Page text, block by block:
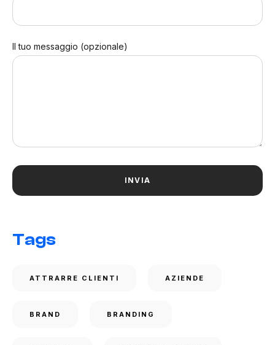
Il tuo messaggio (opzionale)
Tags
ATTRARRE CLIENTI AZIENDE
BRAND BRANDING